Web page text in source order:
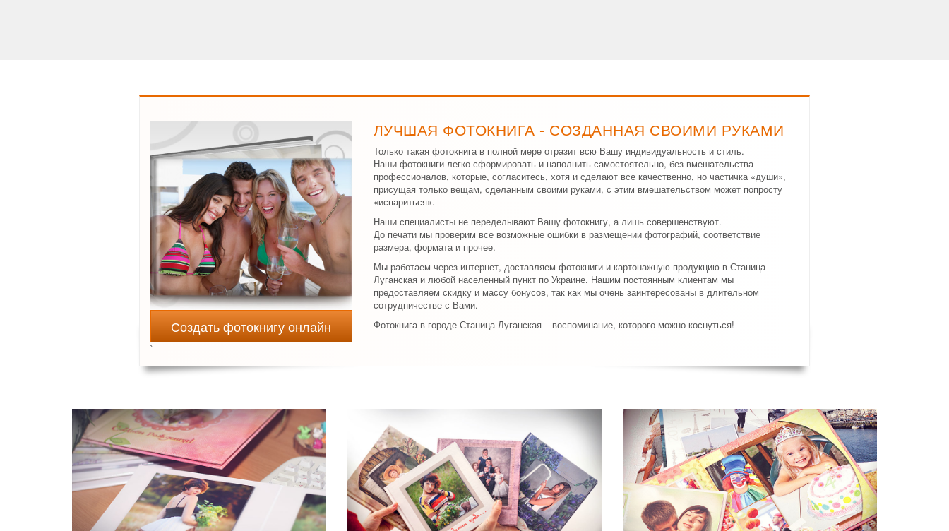
Создать фотокнигу онлайн
`
ЛУЧШАЯ ФОТОКНИГА - СОЗДАННАЯ СВОИМИ РУКАМИ
Только такая фотокнига в полной мере отразит всю Вашу индивидуальность и стиль.
Наши фотокниги легко сформировать и наполнить самостоятельно, без вмешательства
профессионалов, которые, согласитесь, хотя и сделают все качественно, но частичка «души»,
присущая только вещам, сделанным своими руками, с этим вмешательством может попросту
«испариться».
Наши специалисты не переделывают Вашу фотокнигу, а лишь совершенствуют.
До печати мы проверим все возможные ошибки в размещении фотографий, соответствие
размера, формата и прочее.
Мы работаем через интернет, доставляем фотокниги и картонажную продукцию в Станица
Луганская и любой населенный пункт по Украине. Нашим постоянным клиентам мы
предоставляем скидку и массу бонусов, так как мы очень заинтересованы в длительном
сотрудничестве с Вами.
Фотокнига в городе Станица Луганская – воспоминание, которого можно коснуться!